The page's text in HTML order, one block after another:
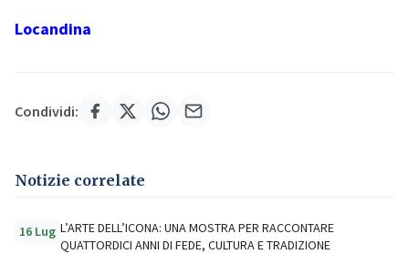
Locandina
Condividi:
Notizie correlate
16 Lug L’ARTE DELL’ICONA: UNA MOSTRA PER RACCONTARE
QUATTORDICI ANNI DI FEDE, CULTURA E TRADIZIONE